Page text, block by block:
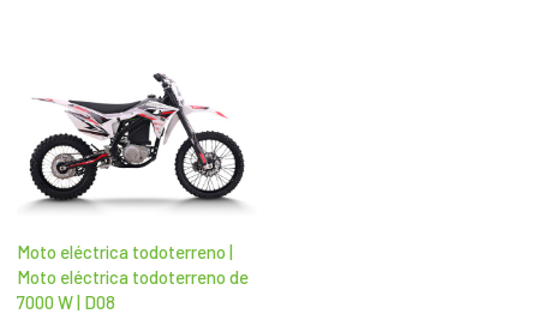
Moto eléctrica todoterreno |
Moto eléctrica todoterreno de
7000 W | D08